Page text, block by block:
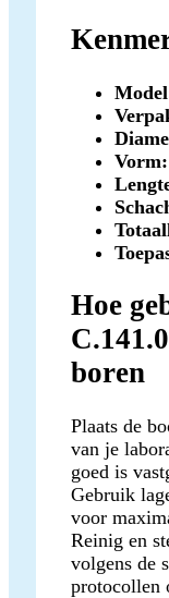
Vorm:
Hoe
boren
Plaats de
van je
goed is
Gebruik
voor
Reinig en
volgens de
protocollen